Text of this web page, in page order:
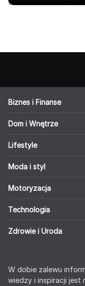
Biznes i Finanse
Dom i Wnętrze
Lifestyle
Moda i styl
Motoryzacja
Technologia
Zdrowie i Uroda
W dobie zalewu
wiedzy i inspiracji jest